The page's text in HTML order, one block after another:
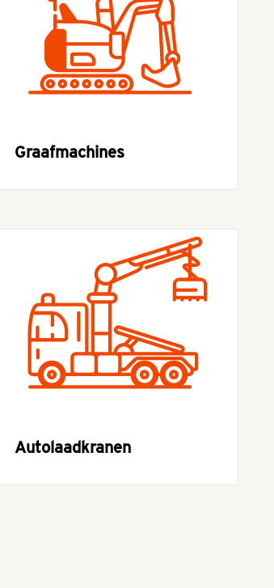
Graafmachines
Autolaadkranen